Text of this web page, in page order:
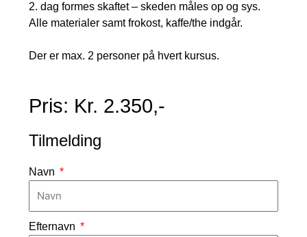
2. dag formes skaftet – skeden måles op og sys.
Alle materialer samt frokost, kaffe/the indgår.
Der er max. 2 personer på hvert kursus.
Pris: Kr. 2.350,-
Tilmelding
Navn
Efternavn